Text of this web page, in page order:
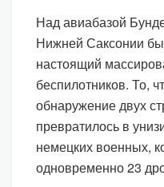
Над авиабазой
Нижней Саксонии
настоящий
беспилотников. То,
обнаружение двух
превратилось в
немецких военных,
одновременно 23